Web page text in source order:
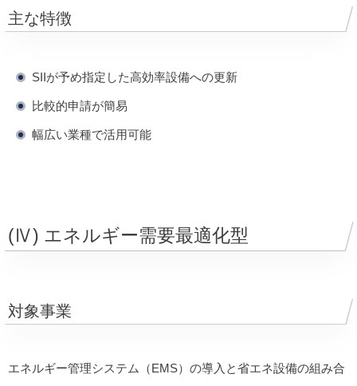
主な特徴
SIIが予め指定した高効率設備への更新
比較的申請が簡易
幅広い業種で活用可能
(Ⅳ) エネルギー需要最適化型
対象事業
エネルギー管理システム（EMS）の導入と省エネ設備の組み合